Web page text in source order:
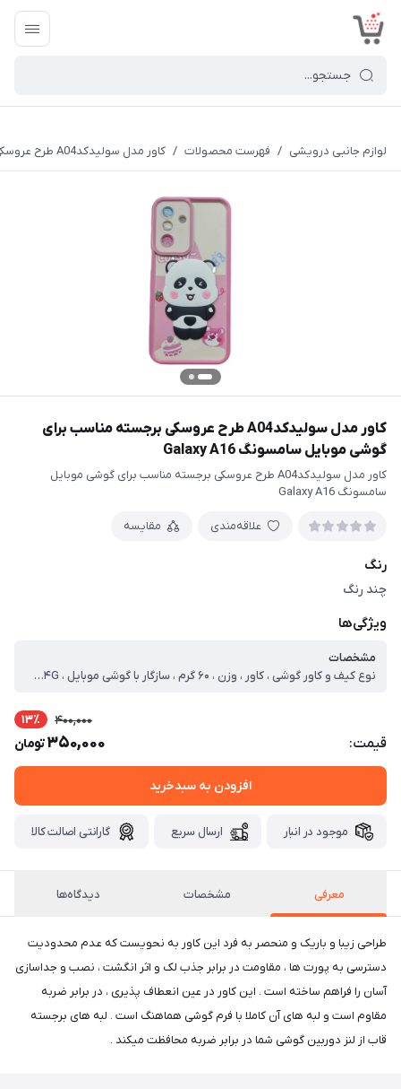
لوازم جانبی درویشی / فهرست محصولات / کاور مدل سولیدکدA04 طرح عروسکی برجسته مناسب برای گوشی موبایل سامسونگ Galaxy A16
کاور مدل سولیدکدA04 طرح عروسکی برجسته مناسب برای
گوشی موبایل سامسونگ Galaxy A16
کاور مدل سولیدکدA04 طرح عروسکی برجسته مناسب برای گوشی موبایل
سامسونگ Galaxy A16
علاقه‌مندی مقایسه
رنگ
چند رنگ
ویژگی‌ها
مشخصات
نوع کیف و کاور گوشی ، کاور ، وزن ، ۶۰ گرم ، سازگار با گوشی موبایل ، Samsung Galaxy A۱۶ ۴G ، ساختار ، مات ، سطح پوشش ، قاب پشتی ، لبه بالایی ، لبه پایینی ، لبه چپ ، لبه راست ، حفاظت از دکمه‌ها
قیمت:
400,000 13٪
350,000تومان
افزودن به سبدخرید
موجود در انبار ارسال سریع گارانتی اصالت کالا
معرفی مشخصات دیدگاه‌ها
طراحی زیبا و باریک و منحصر به فرد این کاور به نحویست که عدم محدودیت
دسترسی به پورت ها ، مقاومت در برابر جذب لک و اثر انگشت ، نصب و جداسازی
آسان را فراهم ساخته است . این کاور در عین انعطاف پذیری ، در برابر ضربه
مقاوم است و لبه های آن کاملا با فرم گوشی هماهنگ است . لبه های برجسته
قاب از لنز دوربین گوشی شما در برابر ضربه محافظت میکند .